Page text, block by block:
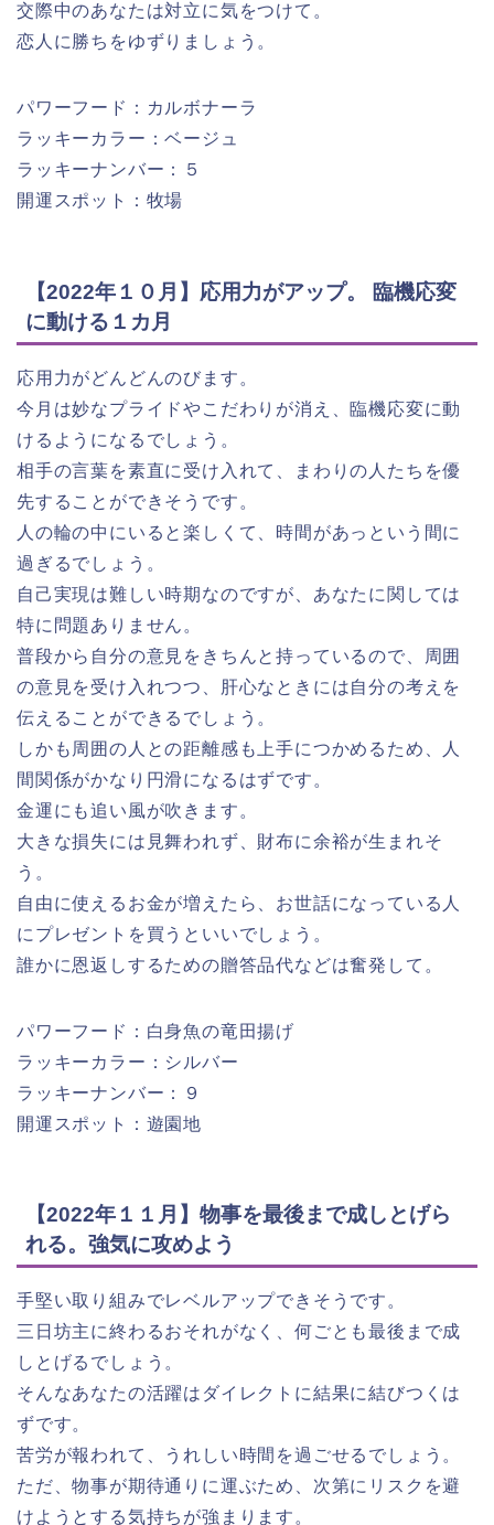
交際中のあなたは対立に気をつけて。
恋人に勝ちをゆずりましょう。
パワーフード：カルボナーラ
ラッキーカラー：ベージュ
ラッキーナンバー：５
開運スポット：牧場
【2022年１０月】応用力がアップ。 臨機応変
に動ける１カ月
応用力がどんどんのびます。
今月は妙なプライドやこだわりが消え、臨機応変に動
けるようになるでしょう。
相手の言葉を素直に受け入れて、まわりの人たちを優
先することができそうです。
人の輪の中にいると楽しくて、時間があっという間に
過ぎるでしょう。
自己実現は難しい時期なのですが、あなたに関しては
特に問題ありません。
普段から自分の意見をきちんと持っているので、周囲
の意見を受け入れつつ、肝心なときには自分の考えを
伝えることができるでしょう。
しかも周囲の人との距離感も上手につかめるため、人
間関係がかなり円滑になるはずです。
金運にも追い風が吹きます。
大きな損失には見舞われず、財布に余裕が生まれそ
う。
自由に使えるお金が増えたら、お世話になっている人
にプレゼントを買うといいでしょう。
誰かに恩返しするための贈答品代などは奮発して。
パワーフード：白身魚の竜田揚げ
ラッキーカラー：シルバー
ラッキーナンバー：９
開運スポット：遊園地
【2022年１１月】物事を最後まで成しとげら
れる。強気に攻めよう
手堅い取り組みでレベルアップできそうです。
三日坊主に終わるおそれがなく、何ごとも最後まで成
しとげるでしょう。
そんなあなたの活躍はダイレクトに結果に結びつくは
ずです。
苦労が報われて、うれしい時間を過ごせるでしょう。
ただ、物事が期待通りに運ぶため、次第にリスクを避
けようとする気持ちが強まります。